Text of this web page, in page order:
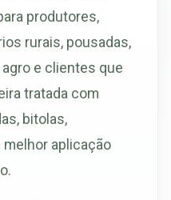
produtores,
rurais, pousadas,
e clientes que
tratada com
bitolas,
aplicação